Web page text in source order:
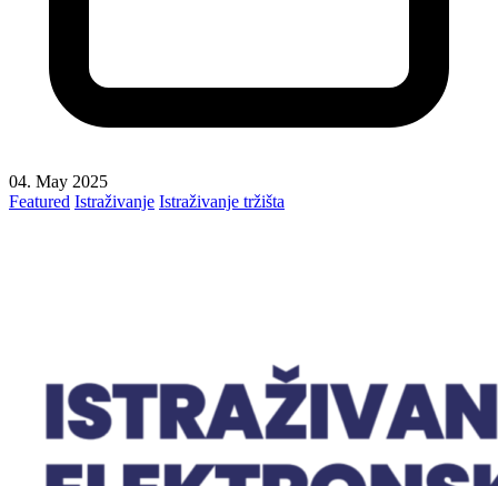
04. May 2025
Featured Istraživanje Istraživanje tržišta